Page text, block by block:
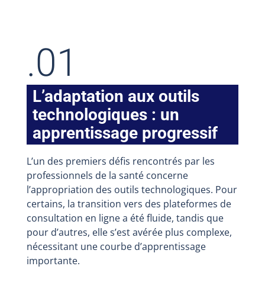
.01
L’adaptation aux outils
technologiques : un
apprentissage progressif
L’un des premiers défis rencontrés par les
professionnels de la santé concerne
l’appropriation des outils technologiques. Pour
certains, la transition vers des plateformes de
consultation en ligne a été fluide, tandis que
pour d’autres, elle s’est avérée plus complexe,
nécessitant une courbe d’apprentissage
importante.